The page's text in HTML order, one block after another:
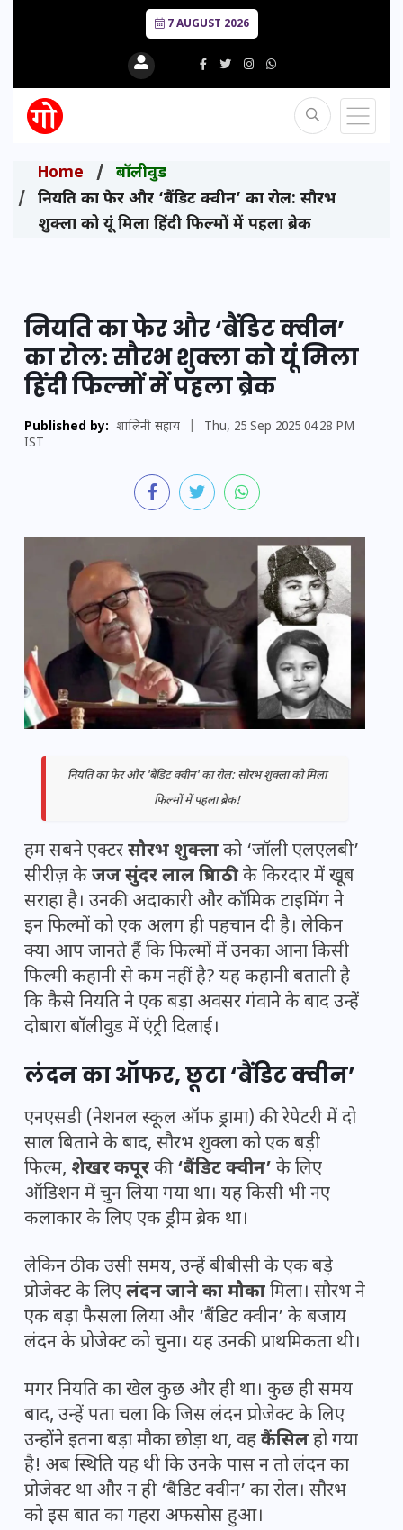
7 AUGUST 2026
Home
बॉलीवुड
नियति का फेर और ‘बैंडिट क्वीन’ का रोल: सौरभ
शुक्ला को यूं मिला हिंदी फिल्मों में पहला ब्रेक
नियति का फेर और ‘बैंडिट क्वीन’
का रोल: सौरभ शुक्ला को यूं मिला
हिंदी फिल्मों में पहला ब्रेक
Published by: शालिनी सहाय
Thu, 25 Sep 2025 04:28 PM
IST
नियति का फेर और 'बैंडिट क्वीन' का रोल: सौरभ शुक्ला को मिला
फिल्मों में पहला ब्रेक!
हम सबने एक्टरसौरभ शुक्लाको ‘जॉली एलएलबी’
सीरीज़ केजज सुंदर लाल त्रिपाठीके किरदार में खूब
सराहा है। उनकी अदाकारी और कॉमिक टाइमिंग ने
इन फिल्मों को एक अलग ही पहचान दी है। लेकिन
क्या आप जानते हैं कि फिल्मों में उनका आना किसी
फिल्मी कहानी से कम नहीं है? यह कहानी बताती है
कि कैसे नियति ने एक बड़ा अवसर गंवाने के बाद उन्हें
दोबारा बॉलीवुड में एंट्री दिलाई।
लंदन का ऑफर, छूटा ‘बैंडिट क्वीन’
एनएसडी (नेशनल स्कूल ऑफ ड्रामा) की रेपेटरी में दो
साल बिताने के बाद, सौरभ शुक्ला को एक बड़ी
फिल्म, शेखर कपूरकी‘बैंडिट क्वीन’ के लिए
ऑडिशन में चुन लिया गया था। यह किसी भी नए
कलाकार के लिए एक ड्रीम ब्रेक था।
लेकिन ठीक उसी समय, उन्हें बीबीसी के एक बड़े
प्रोजेक्ट के लिएलंदन जाने का मौकामिला। सौरभ ने
एक बड़ा फैसला लिया और ‘बैंडिट क्वीन’ के बजाय
लंदन के प्रोजेक्ट को चुना। यह उनकी प्राथमिकता थी।
मगर नियति का खेल कुछ और ही था। कुछ ही समय
बाद, उन्हें पता चला कि जिस लंदन प्रोजेक्ट के लिए
उन्होंने इतना बड़ा मौका छोड़ा था, वहकैंसिलहो गया
है! अब स्थिति यह थी कि उनके पास न तो लंदन का
प्रोजेक्ट था और न ही ‘बैंडिट क्वीन’ का रोल। सौरभ
को इस बात का गहरा अफसोस हुआ।